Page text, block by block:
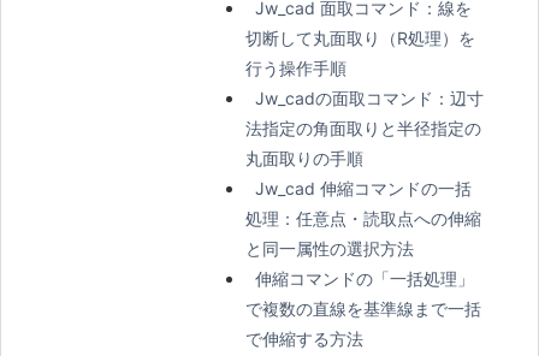
Jw_cad 面取コマンド：線を
切断して丸面取り（R処理）を
行う操作手順
Jw_cadの面取コマンド：辺寸
法指定の角面取りと半径指定の
丸面取りの手順
Jw_cad 伸縮コマンドの一括
処理：任意点・読取点への伸縮
と同一属性の選択方法
伸縮コマンドの「一括処理」
で複数の直線を基準線まで一括
で伸縮する方法